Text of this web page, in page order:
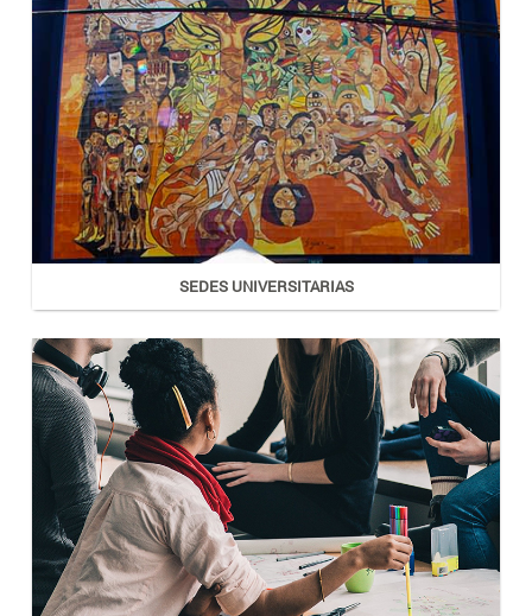
SEDES UNIVERSITARIAS